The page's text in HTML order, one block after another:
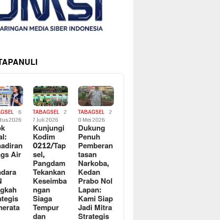
6
2026
Air
TABAGSEL
2
7 Juli 2026
Kunjungi
Kodim
0212/Tap
sel,
Pangdam
Tekankan
Keseimba
ngan
Siaga
Tempur
dan
TABAGSEL
2
0 Mei 2026
Dukung
Penuh
Pemberan
tasan
Narkoba,
Kedan
Prabo Nol
Lapan:
Kami Siap
Jadi Mitra
Strategis